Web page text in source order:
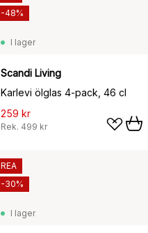
I lager
Scandi Living
Karlevi ölglas 4-pack, 46 cl
259 kr
Rek. 499 kr
-48%
I lager
REA
-30%